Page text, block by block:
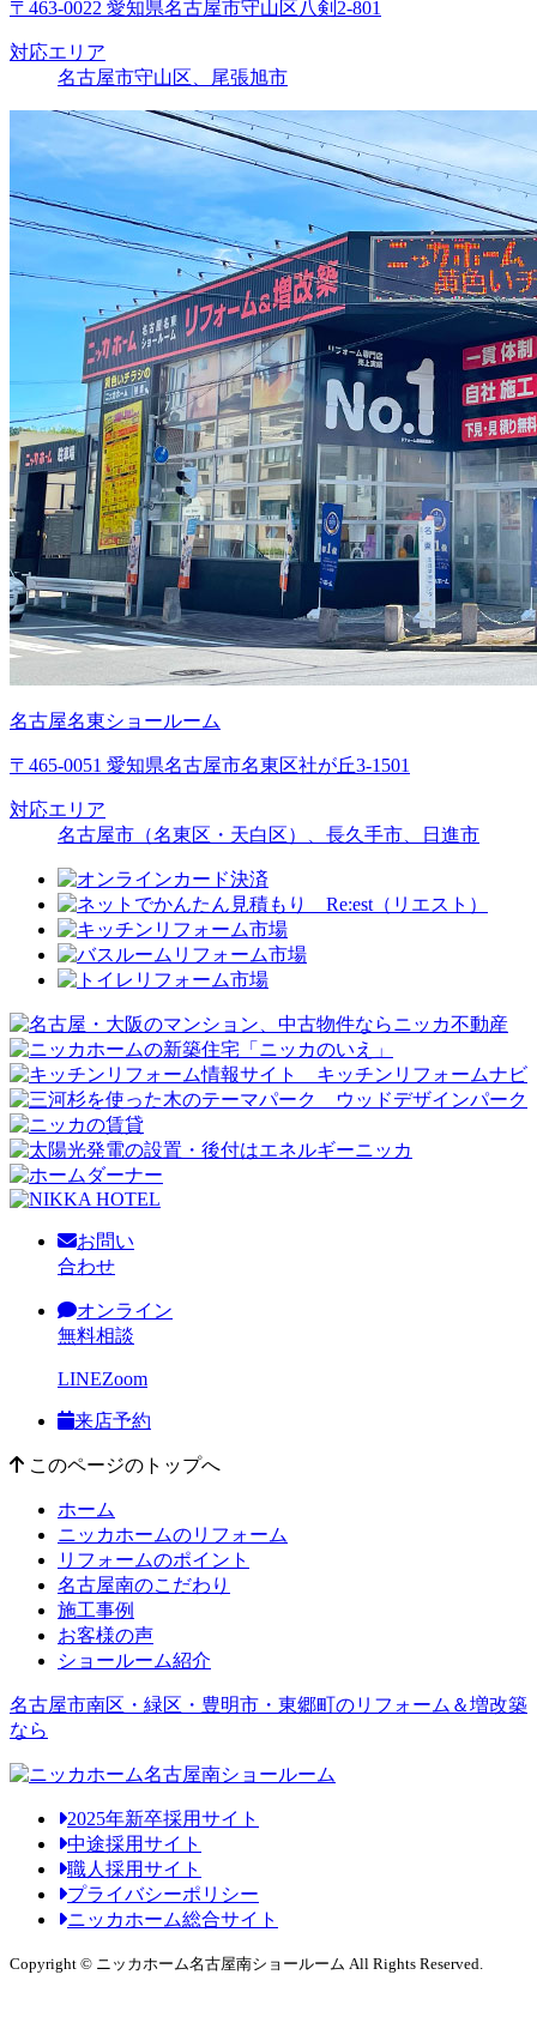
〒463-0022 愛知県名古屋市守山区八剣2-801
対応エリア
名古屋市守山区、尾張旭市
名古屋名東ショールーム
〒465-0051 愛知県名古屋市名東区社が丘3-1501
対応エリア
名古屋市（名東区・天白区）、長久手市、日進市
お問い
合わせ
オンライン
無料相談
LINEZoom
来店予約
このページのトップへ
ホーム
ニッカホームのリフォーム
リフォームのポイント
名古屋南のこだわり
施工事例
お客様の声
ショールーム紹介
名古屋市南区・緑区・豊明市・東郷町のリフォーム＆増改築
なら
2025年新卒採用サイト
中途採用サイト
職人採用サイト
プライバシーポリシー
ニッカホーム総合サイト
Copyright © ニッカホーム名古屋南ショールーム All Rights Reserved.